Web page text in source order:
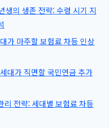
생의 생존 전략: 수령 시기 지
가 마주할 보험료 차등 인상
대가 직면할 국민연금 추가
리 전략: 세대별 보험료 차등